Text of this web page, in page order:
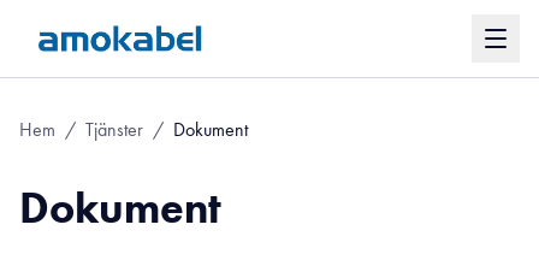
Hem / Tjänster / Dokument
Dokument